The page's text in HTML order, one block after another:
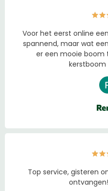
Voor het eerst online
spannend, maar wat
er een mooie boom
kerstboom
Top service, gisteren